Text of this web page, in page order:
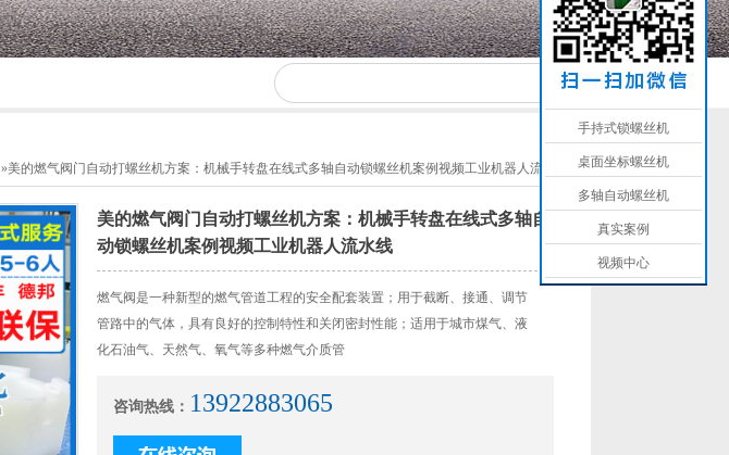
»美的燃气阀门自动打螺丝机方案：机械手转盘在线式多轴自动锁螺丝机案例视频工业机器人流水线
美的燃气阀门自动打螺丝机方案：机械手转盘在线式多轴自
动锁螺丝机案例视频工业机器人流水线
燃气阀是一种新型的燃气管道工程的安全配套装置；用于截断、接通、调节
管路中的气体，具有良好的控制特性和关闭密封性能；适用于城市煤气、液
化石油气、天然气、氧气等多种燃气介质管
咨询热线： 13922883065
手持式锁螺丝机
桌面坐标螺丝机
多轴自动螺丝机
真实案例
视频中心